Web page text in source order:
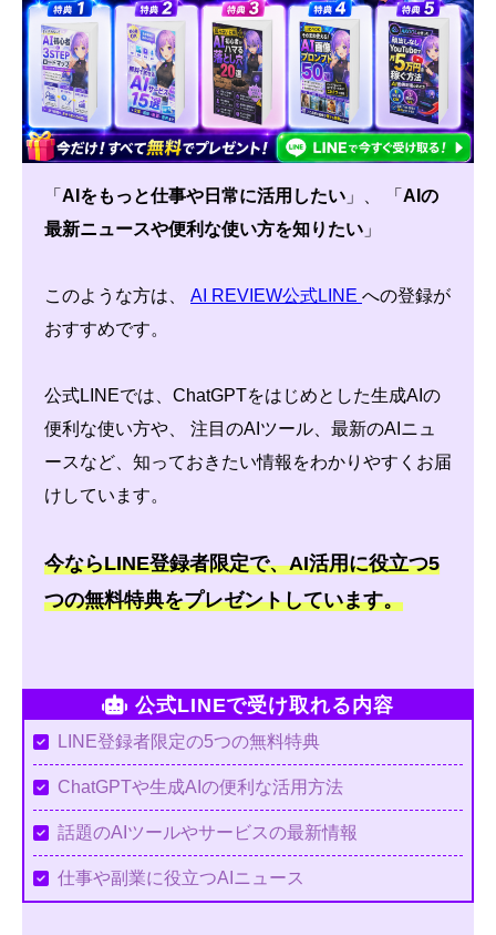
「 AIをもっと仕事や日常に活用したい 」、 「 AIの
最新ニュースや便利な使い方を知りたい 」
このような方は、 AI REVIEW公式LINE への登録が
おすすめです。
公式LINEでは、ChatGPTをはじめとした生成AIの
便利な使い方や、 注目のAIツール、最新のAIニュ
ースなど、知っておきたい情報をわかりやすくお届
けしています。
今ならLINE登録者限定で、AI活用に役立つ5
つの無料特典をプレゼントしています。
公式LINEで受け取れる内容
LINE登録者限定の5つの無料特典
ChatGPTや生成AIの便利な活用方法
話題のAIツールやサービスの最新情報
仕事や副業に役立つAIニュース